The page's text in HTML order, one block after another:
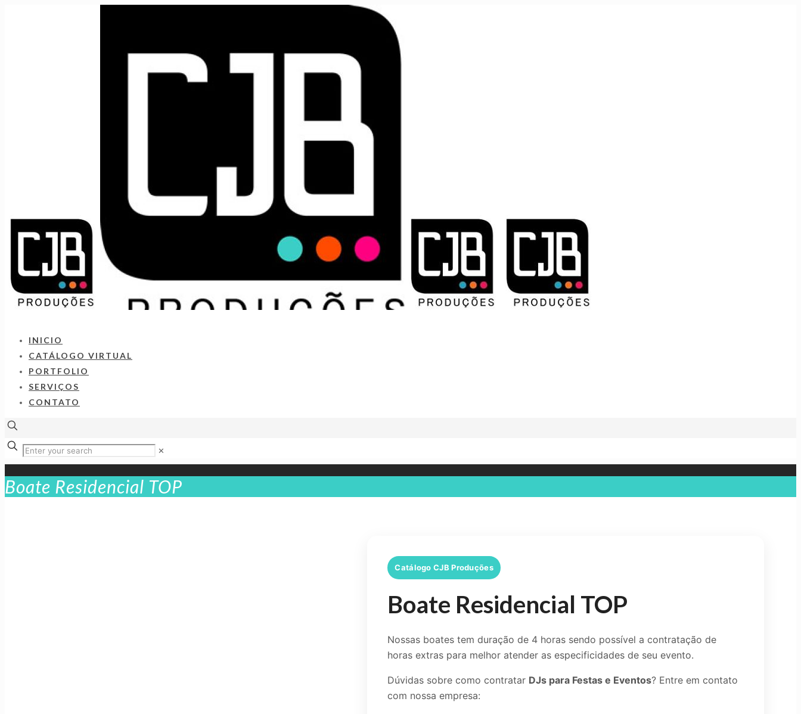
INICIO
CATÁLOGO VIRTUAL
PORTFOLIO
SERVIÇOS
CONTATO
✕
Boate Residencial TOP
Catálogo CJB Produções
Boate Residencial TOP
Nossas boates tem duração de 4 horas sendo possível a contratação de
horas extras para melhor atender as especificidades de seu evento.
Dúvidas sobre como contratar DJs para Festas e Eventos? Entre em contato
com nossa empresa: